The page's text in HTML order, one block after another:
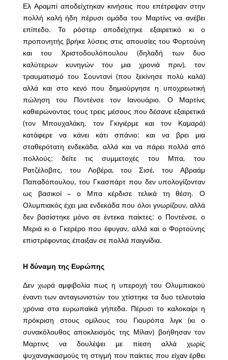
Ελ Αραμπί αποδείχτηκαν κινήσεις που επέτρεψαν στην
πολλή καλή ήδη πέρυσι ομάδα του Μαρτίνς να ανέβει
επίπεδο. Το ρόστερ αποδείχτηκε εξαιρετικό κι ο
προπονητής βρήκε λύσεις στις απουσίες του Φορτούνη
και του Χριστοδουλόπουλου (δηλαδή των δυο
καλύτερων κυνηγών του μια χρονιά πριν), τον
τραυματισμό του Σουντανί (που ξεκίνησε πολύ καλά)
αλλά και στο κενό που δημιούργησε η υποχρεωτική
πώληση του Ποντένσε τον Ιανουάριο. Ο Μαρτίνς
καθιερώνοντας τους τρεις μέσους που δέσανε εξαιρετικά
(τον Μπουχαλάκη, τον Γκιγιέρμε και τον Καμαρά)
κατάφερε να κάνει κάτι σπάνιο: και να βρει μια
σταθερότατη ενδεκάδα, αλλά και να πάρει πολλά από
πολλούς: δείτε τις συμμετοχές του Μπα, του
Ρατζέλοβιτς, του Λοβέρα, του Σισέ, του Αβραάμ
Παπαδόπουλου, του Γκασπάρτ που δεν υπολογίζονταν
ως βασικοί – ο Μπα κέρδισε τελικά τη θέση. Ο
Ολυμπιακός έχει μια ενδεκάδα που όλοι γνωρίζουν, αλλά
δεν βασίστηκε μόνο σε έντεκα παίκτες: ο Ποντένσε, ο
Μεριά κι ο Γκερέρο που έφυγαν, αλλά και ο Φορτούνης
επιστρέφοντας έπαιξαν σε πολλά παιγνίδια.
Η δύναμη της Ευρώπης
Δεν χωρά αμφιβολία πως η υπεροχή του Ολυμπιακού
έναντι των ανταγωνιστών του χτίστηκε τα δυο τελευταία
χρόνια στα ευρωπαϊκά γήπεδα. Πέρυσι το καλοκαίρι η
πρόκριση στους ομίλους του Γιουρόπα λιγκ (κι ο
συνακόλουθος αποκλεισμός της Μίλαν) βοήθησαν τον
Μαρτινς να δουλέψει με πίεση αλλά χωρίς
ψυχαναγκασμούς τη στιγμή που παίκτες που είχαν έρθει